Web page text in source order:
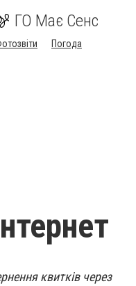
ГО Має Сенс
Погода
квитків через